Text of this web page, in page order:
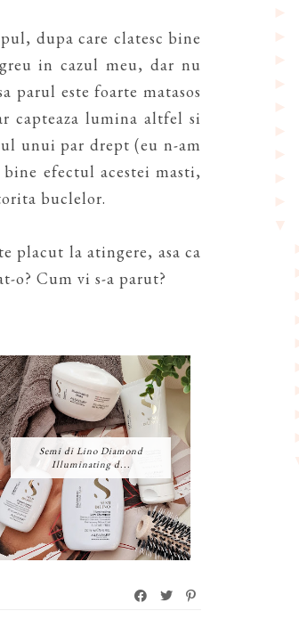
dupa care clatesc bine
in cazul meu, dar nu
parul este foarte matasos
capteaza lumina altfel si
unui par drept (eu n-am
efectul acestei masti,
buclelor.
placut la atingere, asa ca
o? Cum vi s-a parut?
Semi di Lino Diamond
Illuminating d...